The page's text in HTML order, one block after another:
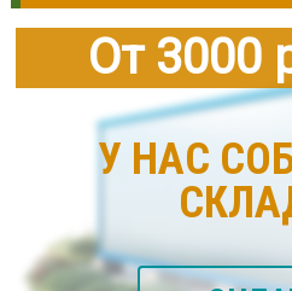
От 3000
У НАС